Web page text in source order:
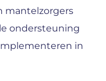
mantelzorgers
ondersteuning
in